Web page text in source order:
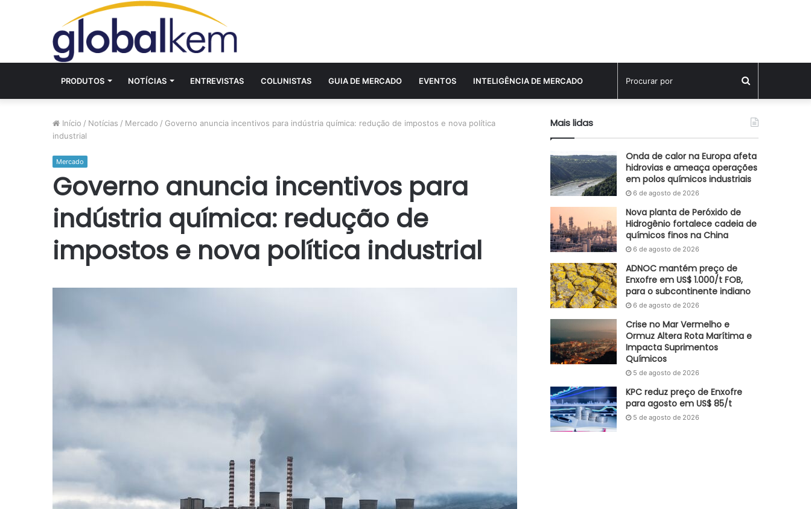
PRODUTOS NOTÍCIAS ENTREVISTAS COLUNISTAS GUIA DE MERCADO EVENTOS INTELIGÊNCIA DE MERCADO
por
Início / Notícias / Mercado / Governo anuncia incentivos para indústria química: redução de impostos e nova política
industrial
Mercado
Governo anuncia incentivos para
indústria química: redução de
impostos e nova política industrial
Mais lidas
Onda de calor na Europa afeta
hidrovias e ameaça operações
em polos químicos industriais
6 de agosto de 2026
Nova planta de Peróxido de
Hidrogênio fortalece cadeia de
químicos finos na China
6 de agosto de 2026
ADNOC mantém preço de
Enxofre em US$ 1.000/t FOB,
para o subcontinente indiano
6 de agosto de 2026
Crise no Mar Vermelho e
Ormuz Altera Rota Marítima e
Impacta Suprimentos
Químicos
5 de agosto de 2026
KPC reduz preço de Enxofre
para agosto em US$ 85/t
5 de agosto de 2026